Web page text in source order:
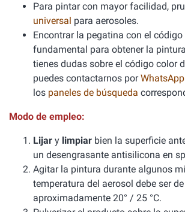
Para pintar con mayor facilidad,
universal para aerosoles.
Encontrar la pegatina con el código
fundamental para obtener la
tienes dudas sobre el código color
puedes contactarnos porWhatsApp
los paneles de búsqueda
Modo de empleo:
Lijar y limpiar bien la superficie
un desengrasante antisilicona en
Agitar la pintura durante algunos
temperatura del aerosol debe ser de
aproximadamente 20° / 25 °C.